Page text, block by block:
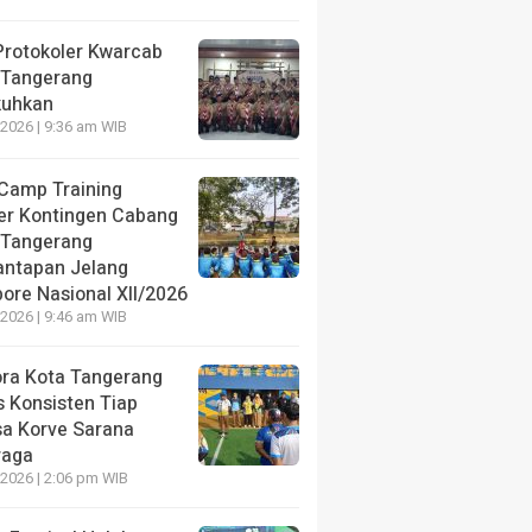
Ton, BULOG Perluas Distribusi Beras Premium ke
Dihormati,
Jangan
Sepihak
HEADLINE
2 days ago
Kwarcab
| 9:36 am WIB
Training
Kontingen Cabang
Jelang
Nasional XII/2026
| 9:46 am WIB
Kota Tangerang
Konsisten Tiap
Korve Sarana
| 2:06 pm WIB